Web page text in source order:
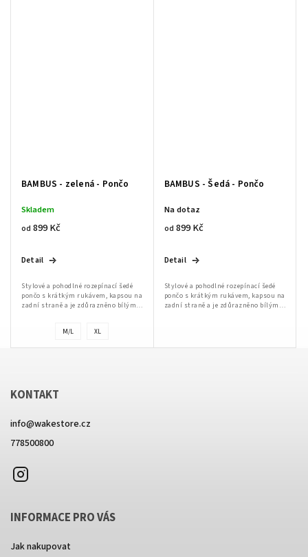
BAMBUS - zelená - Pončo
Skladem
od 899 Kč
Detail
Stylové a pohodlné rozepínací šedé
pončo s krátkým rukávem, kapsou na
zadní straně a je zdůrazněno bílým
M/L XL
BAMBUS - Šedá - Pončo
Na dotaz
od 899 Kč
Detail
Stylové a pohodlné rozepínací šedé
pončo s krátkým rukávem, kapsou na
zadní straně a je zdůrazněno bílým
KONTAKT
info@wakestore.cz
778500800
INFORMACE PRO VÁS
Jak nakupovat